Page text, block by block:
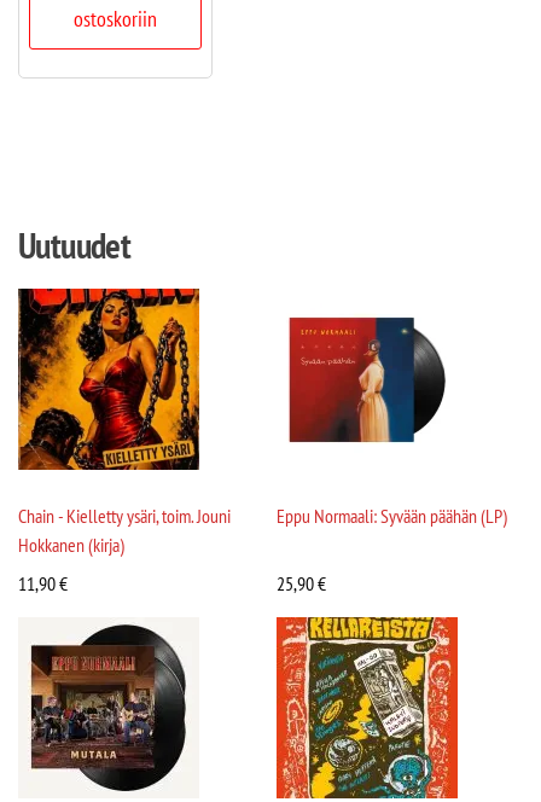
ostoskoriin
Uutuudet
Chain - Kielletty ysäri, toim. Jouni
Hokkanen (kirja)
11,90€
Eppu Normaali: Syvään päähän (LP)
25,90€